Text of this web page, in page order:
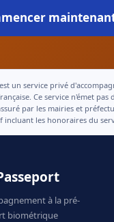
un service privé
Ce service n'émet pas
par les mairies et
incluant les honoraires du
à la pré-
biométrique